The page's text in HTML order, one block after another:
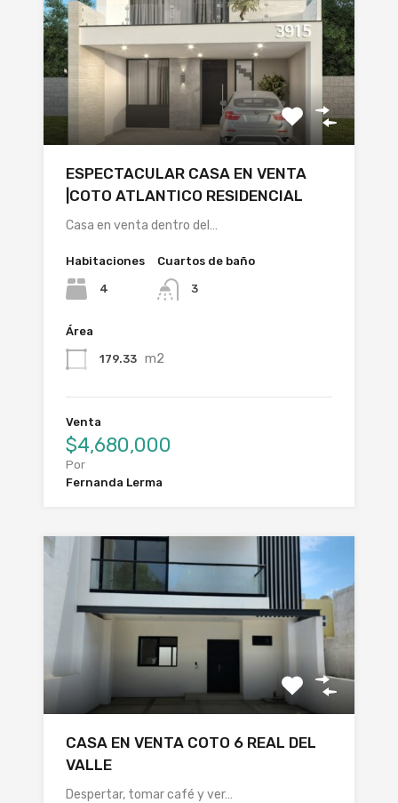
ESPECTACULAR CASA EN VENTA
|COTO ATLANTICO RESIDENCIAL
Casa en venta dentro del…
Habitaciones
4
Cuartos de baño
3
Área
179.33 m2
Venta
$4,680,000
Por
Fernanda Lerma
CASA EN VENTA COTO 6 REAL DEL
VALLE
Despertar, tomar café y ver…